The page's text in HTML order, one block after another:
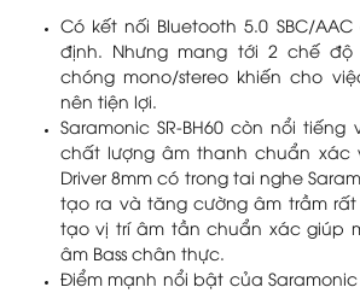
Có kết nối Bluetooth 5.0 SBC/
định. Nhưng mang tới 2 chế độ
chóng mono/stereo khiến cho
nên tiện lợi.
Saramonic SR-BH60 còn nổi
chất lượng âm thanh chuẩn xác
Driver 8mm có trong tai nghe
tạo ra và tăng cường âm trầm
tạo vị trí âm tần chuẩn xác giúp
âm Bass chân thực.
Điểm mạnh nổi bật của Saramonic